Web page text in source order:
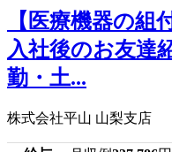
【医療機器の組
入社後のお友達
勤・土...
株式会社平山 山梨支店